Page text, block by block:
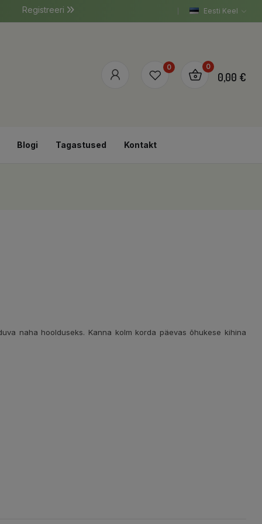
Eesti Keel
Registreeri
0 0
0,00 €
Blogi Tagastused Kontakt
naha hoolduseks. Kanna kolm korda päevas õhukese kihina